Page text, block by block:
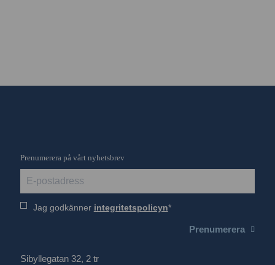
Sibyllegatan 32, 2 tr
Prenumerera på vårt nyhetsbrev
Jag godkänner integritetspolicyn
Prenumerera